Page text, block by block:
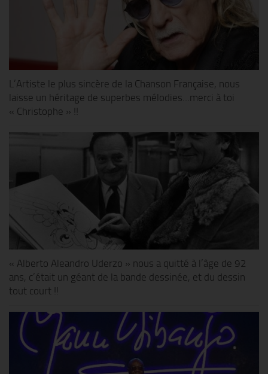
L’Artiste le plus sincère de la Chanson Française, nous
laisse un héritage de superbes mélodies…merci à toi
« Christophe » !!
« Alberto Aleandro Uderzo » nous a quitté à l’âge de 92
ans, c’était un géant de la bande dessinée, et du dessin
tout court !!